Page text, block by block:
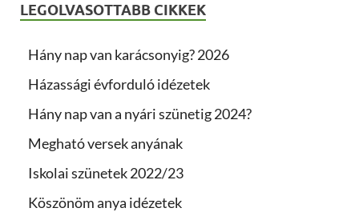
LEGOLVASOTTABB CIKKEK
Hány nap van karácsonyig? 2026
Házassági évforduló idézetek
Hány nap van a nyári szünetig 2024?
Megható versek anyának
Iskolai szünetek 2022/23
Köszönöm anya idézetek